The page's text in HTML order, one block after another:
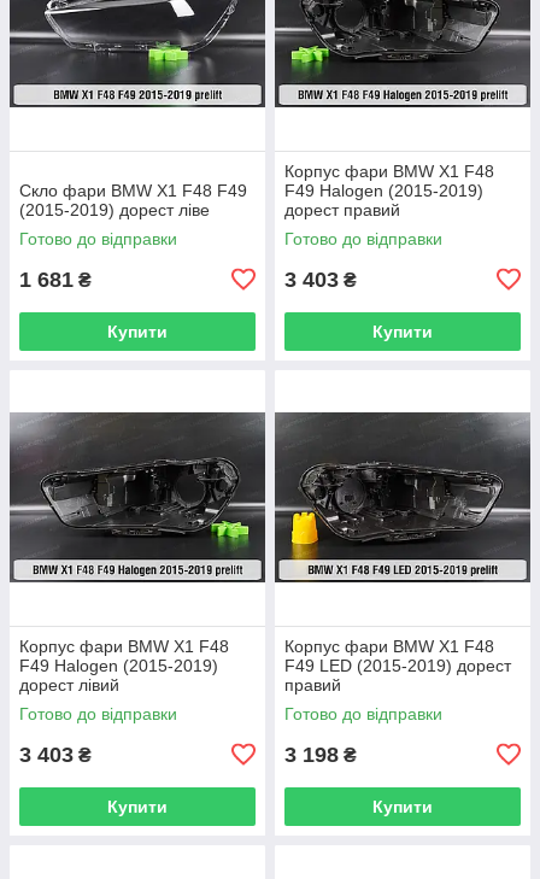
Скло фари BMW X1 F48 F49
(2015-2019) дорест ліве
Готово до відправки
1 681 ₴
Купити
Корпус фари BMW X1 F48
F49 Halogen (2015-2019)
дорест правий
Готово до відправки
3 403 ₴
Купити
Корпус фари BMW X1 F48
F49 Halogen (2015-2019)
дорест лівий
Готово до відправки
3 403 ₴
Купити
Корпус фари BMW X1 F48
F49 LED (2015-2019) дорест
правий
Готово до відправки
3 198 ₴
Купити